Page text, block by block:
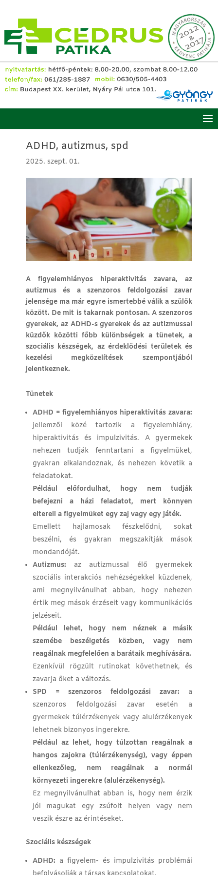
ADHD, autizmus, spd
2025. szept. 01.
A figyelemhiányos hiperaktivitás zavara, az
autizmus és a szenzoros feldolgozási zavar
jelensége ma már egyre ismertebbé válik a szülők
között. De mit is takarnak pontosan. A szenzoros
gyerekek, az ADHD-s gyerekek és az autizmussal
küzdők közötti főbb különbségek a tünetek, a
szociális készségek, az érdeklődési területek és
kezelési megközelítések szempontjából
jelentkeznek.
Tünetek
ADHD = figyelemhiányos hiperaktivitás zavara:
jellemzői közé tartozik a figyelemhiány,
hiperaktivitás és impulzivitás. A gyermekek
nehezen tudják fenntartani a figyelmüket,
gyakran elkalandoznak, és nehezen követik a
feladatokat.
Például előfordulhat, hogy nem tudják
befejezni a házi feladatot, mert könnyen
eltereli a figyelmüket egy zaj vagy egy játék.
Emellett hajlamosak fészkelődni, sokat
beszélni, és gyakran megszakítják mások
mondandóját.
Autizmus: az autizmussal élő gyermekek
szociális interakciós nehézségekkel küzdenek,
ami megnyilvánulhat abban, hogy nehezen
értik meg mások érzéseit vagy kommunikációs
jelzéseit.
Például lehet, hogy nem néznek a másik
szemébe beszélgetés közben, vagy nem
reagálnak megfelelően a barátaik meghívására.
Ezenkívül rögzült rutinokat követhetnek, és
zavarja őket a változás.
SPD = szenzoros feldolgozási zavar: a
szenzoros feldolgozási zavar esetén a
gyermekek túlérzékenyek vagy alulérzékenyek
lehetnek bizonyos ingerekre.
Például az lehet, hogy túlzottan reagálnak a
hangos zajokra (túlérzékenység), vagy éppen
ellenkezőleg, nem reagálnak a normál
környezeti ingerekre (alulérzékenység).
Ez megnyilvánulhat abban is, hogy nem érzik
jól magukat egy zsúfolt helyen vagy nem
veszik észre az érintéseket.
Szociális készségek
ADHD: a figyelem- és impulzivitás problémái